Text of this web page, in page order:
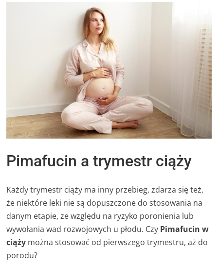
Pimafucin a trymestr ciąży
Każdy trymestr ciąży ma inny przebieg, zdarza się też,
że niektóre leki nie są dopuszczone do stosowania na
danym etapie, ze względu na ryzyko poronienia lub
wywołania wad rozwojowych u płodu. Czy Pimafucin w
ciąży można stosować od pierwszego trymestru, aż do
porodu?